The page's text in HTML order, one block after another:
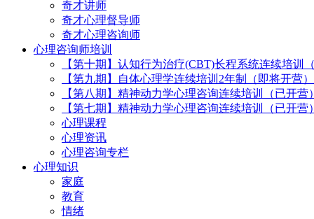
奇才讲师
奇才心理督导师
奇才心理咨询师
心理咨询师培训
【第十期】认知行为治疗(CBT)长程系统连续培训
【第九期】自体心理学连续培训2年制（即将开营）
【第八期】精神动力学心理咨询连续培训（已开营）
【第七期】精神动力学心理咨询连续培训（已开营）
心理课程
心理资讯
心理咨询专栏
心理知识
家庭
教育
情绪